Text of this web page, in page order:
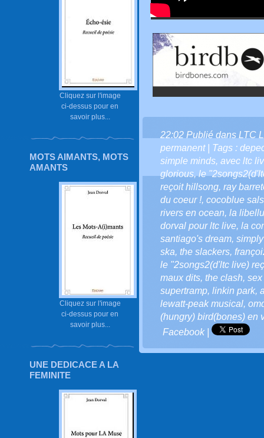
Cliquez sur l'image
ci-dessus pour en
savoir plus...
MOTS AIMANTS, MOTS
AMANTS
Cliquez sur l'image
ci-dessus pour en
savoir plus...
UNE DEDICACE A LA
FEMINITE
22:02 Publié dans LTC
permanent| Tags :
simple minds, avec ltc
glorious,le
reçoit hillsong, ray
du coeur !, cocoblue
rivers en ocean, la
dorval pour ltc live, la
santiago's dream,
ska, the slackers,
le "2songs2(d'ltc live)
maux dits, the clash,
supertramp, linkin park,
lewatt-peak musical,
(hungry) bird(bones) en
Facebook|